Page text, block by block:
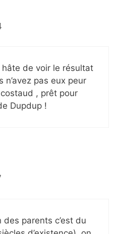
hâte de voir le résultat
n’avez pas eux peur
, prêt pour
Dupdup !
parents c’est du